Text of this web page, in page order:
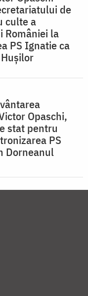
de
culte a
României la
PS Ignatie ca
Opaschi,
stat pentru
PS
Dorneanul